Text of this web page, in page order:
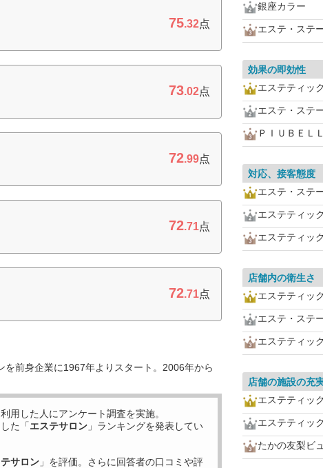
75.32点
73.02点
72.99点
72.71点
72.71点
前身企業に1967年よりスタート。2006年から
用した 人にアンケート調査を実施。
た「エステサロン 」ランキングを発表してい
サロン 」を評価。さらに回答者の口コミや評
銀座カラー
エステ・ステ
効果の即効性
エステティッ
エステ・ステ
ＰＩＵＢＥＬ
対応、接客態度
エステ・ステ
エステティッ
エステティッ
店舗内の衛生さ
エステティッ
エステ・ステ
エステティッ
店舗の施設の充
エステティッ
エステティッ
たかの友梨ビ